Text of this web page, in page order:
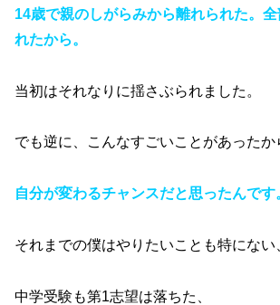
14歳で親のしがらみから離れられた。
れたから。
当初はそれなりに揺さぶられました。
でも逆に、こんなすごいことがあったか
自分が変わるチャンスだと思ったんです
それまでの僕はやりたいことも特にない
中学受験も第1志望は落ちた、